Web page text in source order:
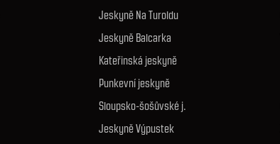
Jeskyně Na Turoldu
Jeskyně Balcarka
Kateřinská jeskyně
Punkevní jeskyně
Sloupsko-šošůvské j.
Jeskyně Výpustek